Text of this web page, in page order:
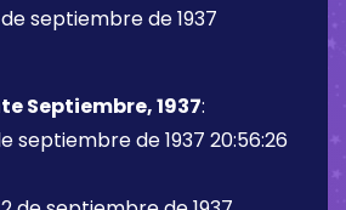
septiembre de 1937
Septiembre, 1937:
septiembre de 1937 20:56:26